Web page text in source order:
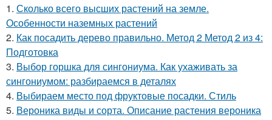
1. Сколько всего высших растений на земле.
Особенности наземных растений
2. Как посадить дерево правильно. Метод 2 Метод 2 из 4:
Подготовка
3. Выбор горшка для сингониума. Как ухаживать за
сингониумом: разбираемся в деталях
4. Выбираем место под фруктовые посадки. Стиль
5. Вероника виды и сорта. Описание растения вероника